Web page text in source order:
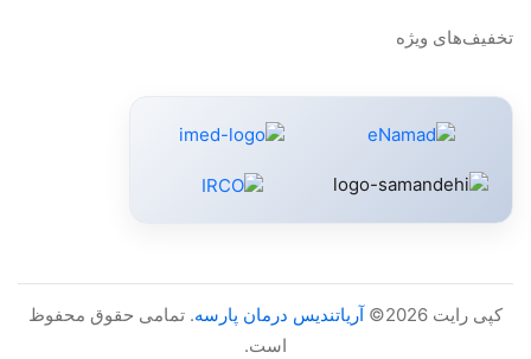
تخفیف‌های ویژه
کپی رایت 2026© آریاتندیس درمان پارسه. تمامی حقوق محفوظ
است.